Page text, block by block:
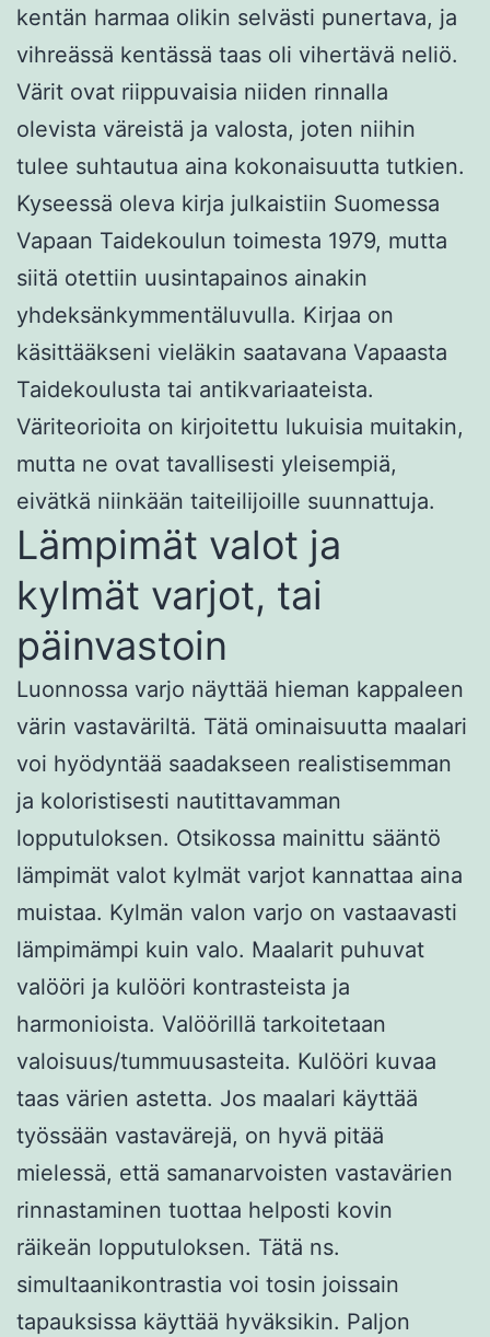
kentän harmaa olikin selvästi punertava, ja
vihreässä kentässä taas oli vihertävä neliö.
Värit ovat riippuvaisia niiden rinnalla
olevista väreistä ja valosta, joten niihin
tulee suhtautua aina kokonaisuutta tutkien.
Kyseessä oleva kirja julkaistiin Suomessa
Vapaan Taidekoulun toimesta 1979, mutta
siitä otettiin uusintapainos ainakin
yhdeksänkymmentäluvulla. Kirjaa on
käsittääkseni vieläkin saatavana Vapaasta
Taidekoulusta tai antikvariaateista.
Väriteorioita on kirjoitettu lukuisia muitakin,
mutta ne ovat tavallisesti yleisempiä,
eivätkä niinkään taiteilijoille suunnattuja.
Lämpimät valot ja
kylmät varjot, tai
päinvastoin
Luonnossa varjo näyttää hieman kappaleen
värin vastaväriltä. Tätä ominaisuutta maalari
voi hyödyntää saadakseen realistisemman
ja koloristisesti nautittavamman
lopputuloksen. Otsikossa mainittu sääntö
lämpimät valot kylmät varjot kannattaa aina
muistaa. Kylmän valon varjo on vastaavasti
lämpimämpi kuin valo. Maalarit puhuvat
valööri ja kulööri kontrasteista ja
harmonioista. Valöörillä tarkoitetaan
valoisuus/tummuusasteita. Kulööri kuvaa
taas värien astetta. Jos maalari käyttää
työssään vastavärejä, on hyvä pitää
mielessä, että samanarvoisten vastavärien
rinnastaminen tuottaa helposti kovin
räikeän lopputuloksen. Tätä ns.
simultaanikontrastia voi tosin joissain
tapauksissa käyttää hyväksikin. Paljon